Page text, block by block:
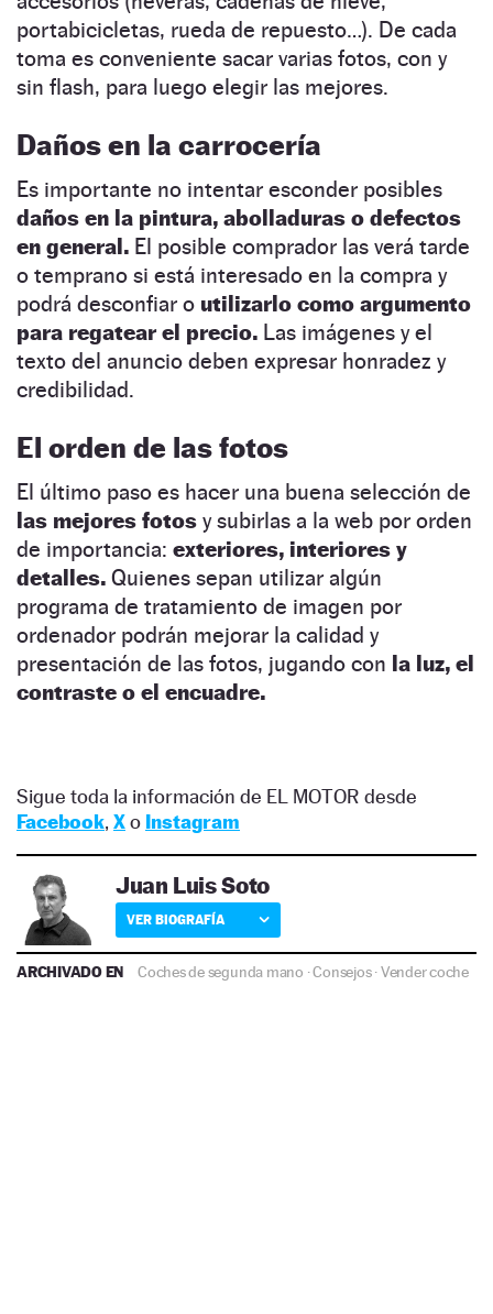
portabicicletas, rueda de repuesto…). De cada
toma es conveniente sacar varias fotos, con y
sin flash, para luego elegir las mejores.
Daños en la carrocería
Es importante no intentar esconder posibles
daños en la pintura, abolladuras o defectos
en general. El posible comprador las verá tarde
o temprano si está interesado en la compra y
podrá desconfiar o utilizarlo como argumento
para regatear el precio. Las imágenes y el
texto del anuncio deben expresar honradez y
credibilidad.
El orden de las fotos
El último paso es hacer una buena selección de
las mejores fotos y subirlas a la web por orden
de importancia: exteriores, interiores y
detalles. Quienes sepan utilizar algún
programa de tratamiento de imagen por
ordenador podrán mejorar la calidad y
presentación de las fotos, jugando con la luz, el
contraste o el encuadre.
Sigue toda la información de EL MOTOR desde
Facebook, Xo Instagram
Juan Luis Soto
VER BIOGRAFÍA
ARCHIVADO EN Coches de segunda mano ·Consejos·Vender coche